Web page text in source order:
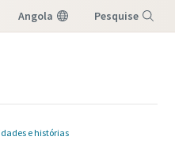
Angola Pesquise
e histórias